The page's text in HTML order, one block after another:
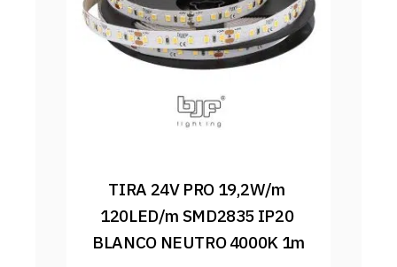
TIRA 24V PRO 19,2W/m
120LED/m SMD2835 IP20
BLANCO NEUTRO 4000K 1m